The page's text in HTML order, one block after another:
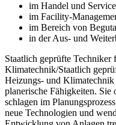
im Handel und
im Facility-
im Bereich von
in der Aus- und
Staatlich geprüfte Techniker
Klimatechnik/Staatlich
Heizungs- und
planerische Fähigkeiten.
schlagen im
neue Technologien und